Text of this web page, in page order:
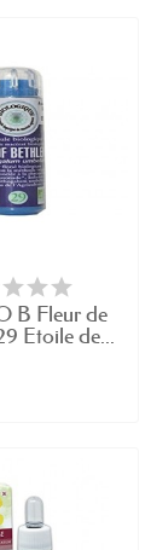
B Fleur de
Etoile de...